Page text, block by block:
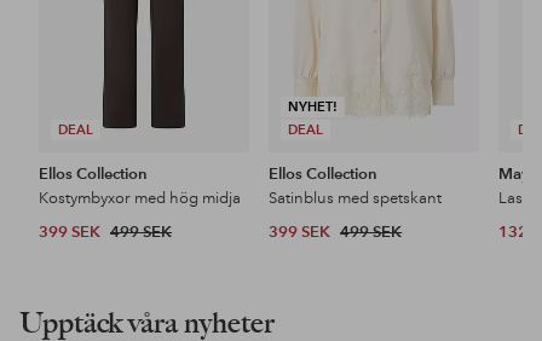
DEAL
Ellos Collection
Kostymbyxor med hög midja
399 SEK 499 SEK
NYHET!
DEAL
Ellos Collection
Satinblus med spetskant
399 SEK 499 SEK 132
Upptäck våra nyheter